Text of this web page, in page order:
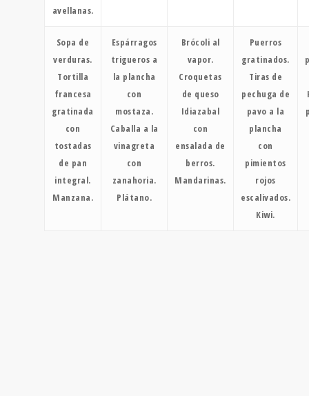
avellanas.
Sopa de
verduras.
Tortilla
francesa
gratinada
con
tostadas
de pan
integral.
Manzana.
Espárragos
trigueros a
la plancha
con
mostaza.
Caballa a la
vinagreta
con
zanahoria.
Plátano.
Brócoli al
vapor.
Croquetas
de queso
Idiazabal
con
ensalada de
berros.
Mandarinas.
Puerros
gratinados.
Tiras de
pechuga de
pavo a la
plancha
con
pimientos
rojos
escalivados.
Kiwi.